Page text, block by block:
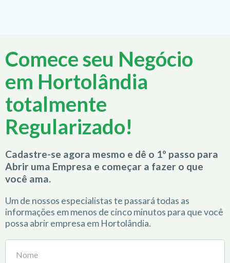
Comece seu Negócio
em Hortolândia
totalmente
Regularizado!
Cadastre-se agora mesmo e dê o 1º passo para
Abrir uma Empresa e começar a fazer o que
você ama.
Um de nossos especialistas te passará todas as
informações em menos de cinco minutos para que você
possa abrir empresa em Hortolândia.